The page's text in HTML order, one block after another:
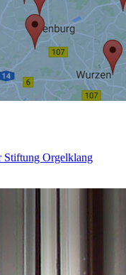
Stiftung Orgelklang